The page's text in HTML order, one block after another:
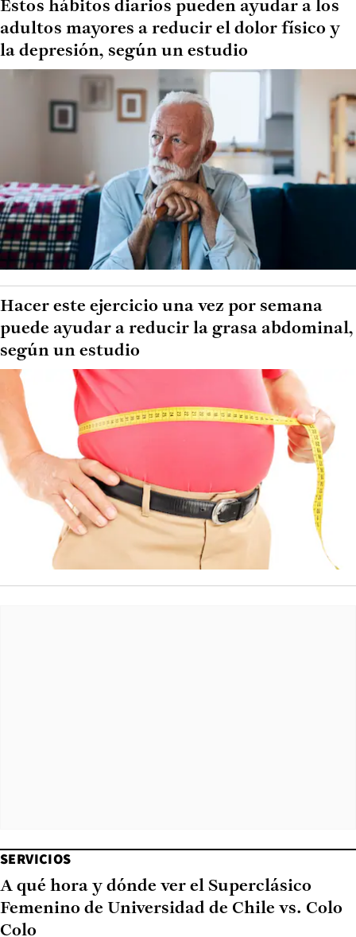
Estos hábitos diarios pueden ayudar a los
adultos mayores a reducir el dolor físico y
la depresión, según un estudio
Hacer este ejercicio una vez por semana
puede ayudar a reducir la grasa abdominal,
según un estudio
SERVICIOS
A qué hora y dónde ver el Superclásico
Femenino de Universidad de Chile vs. Colo
Colo